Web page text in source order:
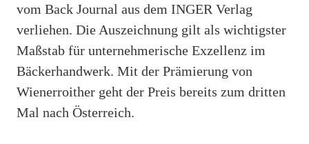
vom Back Journal aus dem INGER Verlag
verliehen. Die Auszeichnung gilt als wichtigster
Maßstab für unternehmerische Exzellenz im
Bäckerhandwerk. Mit der Prämierung von
Wienerroither geht der Preis bereits zum dritten
Mal nach Österreich.